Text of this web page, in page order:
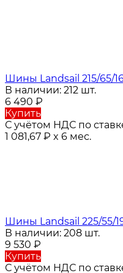
Шины Landsail 215/65/
В наличии: 212 шт.
6 490 ₽
Купить
С учётом НДС по
1 081,67 ₽ x 6 мес.
Шины Landsail 225/55/
В наличии: 208 шт.
9 530 ₽
Купить
С учётом НДС по